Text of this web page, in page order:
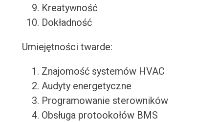
Kreatywność
Dokładność
Umiejętności twarde:
Znajomość systemów HVAC
Audyty energetyczne
Programowanie sterowników
Obsługa protookołów BMS